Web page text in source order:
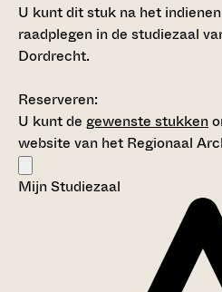
U kunt dit stuk na het
raadplegen in de studiezaal
Dordrecht.
Reserveren:
U kunt de gewenste stukken
website van het Regionaal
Mijn Studiezaal